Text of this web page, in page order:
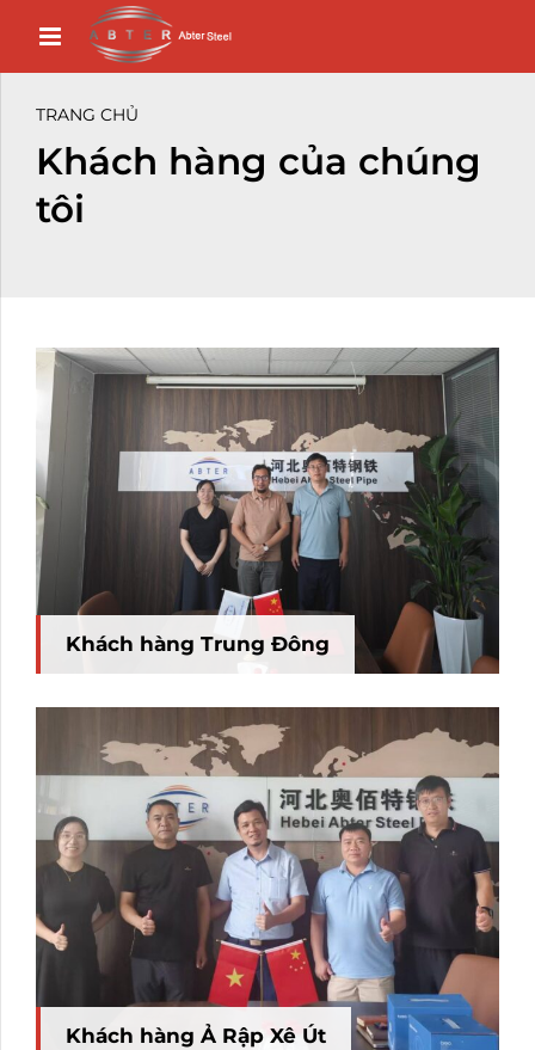
TRANG CHỦ
Khách hàng của chúng
tôi
Khách hàng Trung Đông
Khách hàng Ả Rập Xê Út